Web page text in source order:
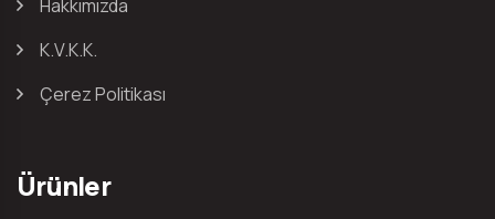
Hakkımızda
K.V.K.K.
Çerez Politikası
Ürünler